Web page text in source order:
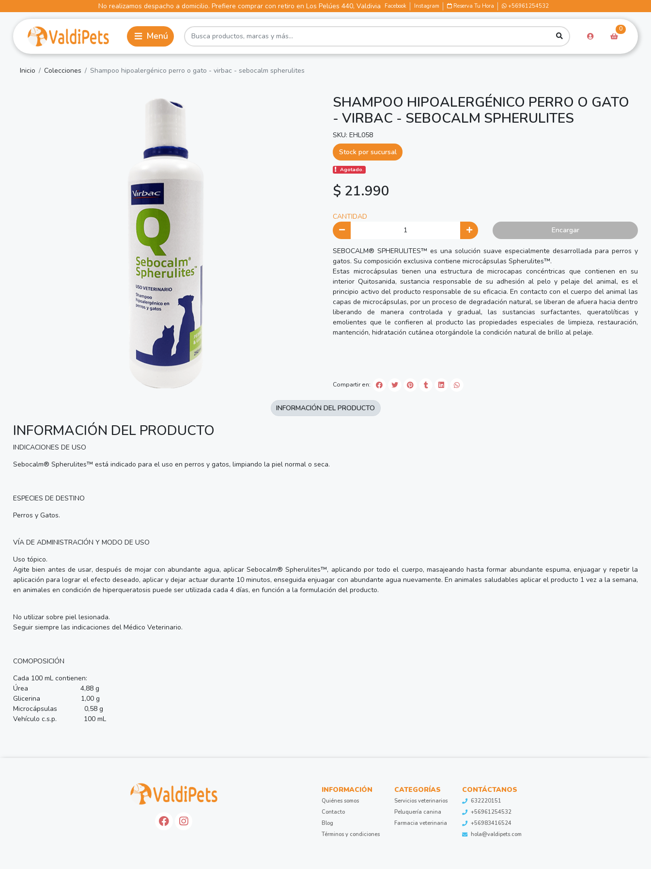
No realizamos despacho a domicilio. Prefiere comprar con retiro en Los Pelúes 440, Valdivia Facebook Instagram Reserva Tu Hora +56961254532
0
Inicio Colecciones Shampoo hipoalergénico perro o gato - virbac - sebocalm spherulites
SHAMPOO HIPOALERGÉNICO PERRO O GATO
- VIRBAC - SEBOCALM SPHERULITES
SKU: EHL058
Stock por sucursal
Agotado.
$ 21.990
CANTIDAD
Encargar
SEBOCALM® SPHERULITES™ es una solución suave especialmente desarrollada para perros y
gatos. Su composición exclusiva contiene microcápsulas Spherulites™.
Estas microcápsulas tienen una estructura de microcapas concéntricas que contienen en su
interior Quitosanida, sustancia responsable de su adhesión al pelo y pelaje del animal, es el
principio activo del producto responsable de su eficacia. En contacto con el cuerpo del animal las
capas de microcápsulas, por un proceso de degradación natural, se liberan de afuera hacia dentro
liberando de manera controlada y gradual, las sustancias surfactantes, queratolíticas y
emolientes que le confieren al producto las propiedades especiales de limpieza, restauración,
mantención, hidratación cutánea otorgándole la condición natural de brillo al pelaje.
Compartir en:
INFORMACIÓN DEL PRODUCTO
INDICACIONES DE USO
Sebocalm® Spherulites™ está indicado para el uso en perros y gatos, limpiando la piel normal o seca.
ESPECIES DE DESTINO
Perros y Gatos.
VÍA DE ADMINISTRACIÓN Y MODO DE USO
Uso tópico.
Agite bien antes de usar, después de mojar con abundante agua, aplicar Sebocalm® Spherulites™, aplicando por todo el cuerpo, masajeando hasta formar abundante espuma, enjuagar y repetir la
aplicación para lograr el efecto deseado, aplicar y dejar actuar durante 10 minutos, enseguida enjuagar con abundante agua nuevamente. En animales saludables aplicar el producto 1 vez a la semana,
en animales en condición de hiperqueratosis puede ser utilizada cada 4 días, en función a la formulación del producto.
No utilizar sobre piel lesionada.
Seguir siempre las indicaciones del Médico Veterinario.
COMOPOSICIÓN
Cada 100 mL contienen:
Úrea 4,88 g
Glicerina 1,00 g
Microcápsulas 0,58 g
Vehículo c.s.p. 100 mL
INFORMACIÓN DEL PRODUCTO
INFORMACIÓN
Quiénes somos
Contacto
Blog
Términos y condiciones
CATEGORÍAS
Servicios veterinarios
Peluquería canina
Farmacia veterinaria
CONTÁCTANOS
632220151
+56961254532
+56983416524
hola@valdipets.com